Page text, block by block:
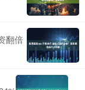
翻倍